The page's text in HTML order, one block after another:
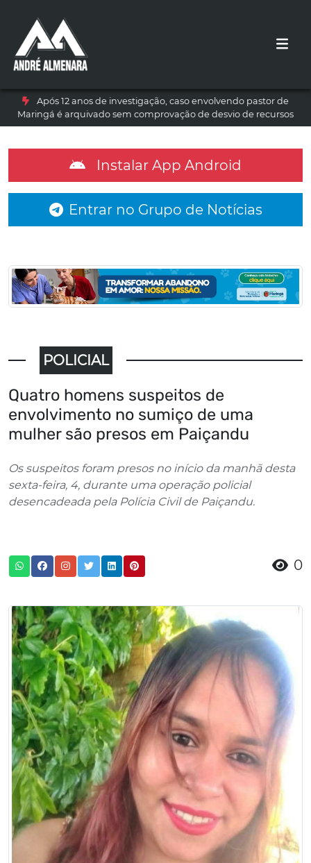
Após 12 anos de investigação, caso envolvendo pastor de
Maringá é arquivado sem comprovação de desvio de recursos
Instalar App Android
Entrar no Grupo de Notícias
POLICIAL
Quatro homens suspeitos de
envolvimento no sumiço de uma
mulher são presos em Paiçandu
Os suspeitos foram presos no início da manhã desta
sexta-feira, 4, durante uma operação policial
desencadeada pela Polícia Civil de Paiçandu.
0